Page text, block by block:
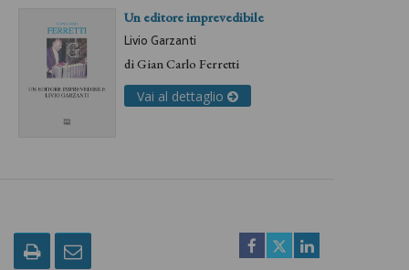
Un editore imprevedibile
Livio Garzanti
diGian Carlo Ferretti
Vai al dettaglio